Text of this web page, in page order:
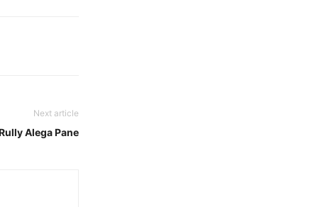
Next article
Alega Pane